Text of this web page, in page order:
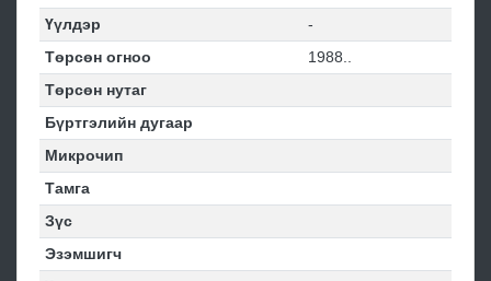
Үүлдэр
-
Төрсөн огноо
1988..
Төрсөн нутаг
Бүртгэлийн дугаар
Микрочип
Тамга
Зүс
Эзэмшигч